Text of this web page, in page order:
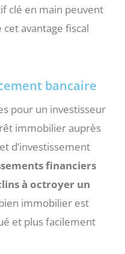
clé en main peuvent
avantage fiscal
bancaire
pour un investisseur
immobilier auprès
d’investissement
financiers
à octroyer un
immobilier est
et plus facilement